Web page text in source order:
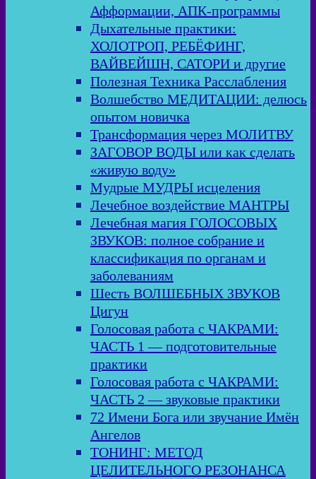
Афформации, АПК-программы
Дыхательные практики:
ХОЛОТРОП, РЕБЁФИНГ,
ВАЙВЕЙШН, САТОРИ и другие
Полезная Техника Расслабления
Волшебство МЕДИТАЦИИ: делюсь
опытом новичка
Трансформация через МОЛИТВУ
ЗАГОВОР ВОДЫ или как сделать
«живую воду»
Мудрые МУДРЫ исцеления
Лечебное воздействие МАНТРЫ
Лечебная магия ГОЛОСОВЫХ
ЗВУКОВ: полное собрание и
классификация по органам и
заболеваниям
Шесть ВОЛШЕБНЫХ ЗВУКОВ
Цигун
Голосовая работа с ЧАКРАМИ:
ЧАСТЬ 1 — подготовительные
практики
Голосовая работа с ЧАКРАМИ:
ЧАСТЬ 2 — звуковые практики
72 Имени Бога или звучание Имён
Ангелов
ТОНИНГ: МЕТОД
ЦЕЛИТЕЛЬНОГО РЕЗОНАНСА